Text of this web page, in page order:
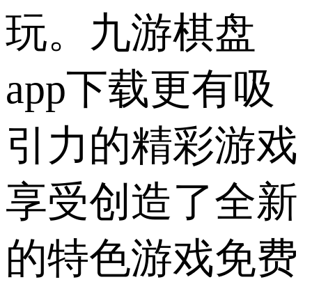
玩。九游棋盘
app下载更有吸
引力的精彩游戏
享受创造了全新
的特色游戏免费